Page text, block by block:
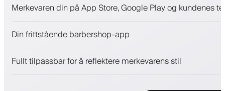
Betalinger, sikkerhetsdepositum
Engasjer kunder med et lojalitetsprogram
Merkevaren din på App Store, Google Play og kundenes
Din frittstående barbershop-app
Fullt tilpassbar for å reflektere merkevarens stil